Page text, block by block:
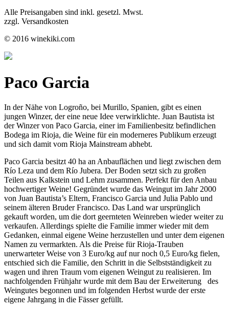
Alle Preisangaben sind inkl. gesetzl. Mwst.
zzgl. Versandkosten
© 2016 winekiki.com
Paco Garcia
In der Nähe von Logroño, bei Murillo, Spanien, gibt es einen
jungen Winzer, der eine neue Idee verwirklichte. Juan Bautista ist
der Winzer von Paco Garcia, einer im Familienbesitz befindlichen
Bodega im Rioja, die Weine für ein moderneres Publikum erzeugt
und sich damit vom Rioja Mainstream abhebt.
Paco Garcia besitzt 40 ha an Anbauflächen und liegt zwischen dem
Río Leza und dem Río Jubera. Der Boden setzt sich zu großen
Teilen aus Kalkstein und Lehm zusammen. Perfekt für den Anbau
hochwertiger Weine! Gegründet wurde das Weingut im Jahr 2000
von Juan Bautista’s Eltern, Francisco Garcia und Julia Pablo und
seinem älteren Bruder Francisco. Das Land war ursprünglich
gekauft worden, um die dort geernteten Weinreben wieder weiter zu
verkaufen. Allerdings spielte die Familie immer wieder mit dem
Gedanken, einmal eigene Weine herzustellen und unter dem eigenen
Namen zu vermarkten. Als die Preise für Rioja-Trauben
unerwarteter Weise von 3 Euro/kg auf nur noch 0,5 Euro/kg fielen,
entschied sich die Familie, den Schritt in die Selbstständigkeit zu
wagen und ihren Traum vom eigenen Weingut zu realisieren. Im
nachfolgenden Frühjahr wurde mit dem Bau der Erweiterung des
Weingutes begonnen und im folgenden Herbst wurde der erste
eigene Jahrgang in die Fässer gefüllt.